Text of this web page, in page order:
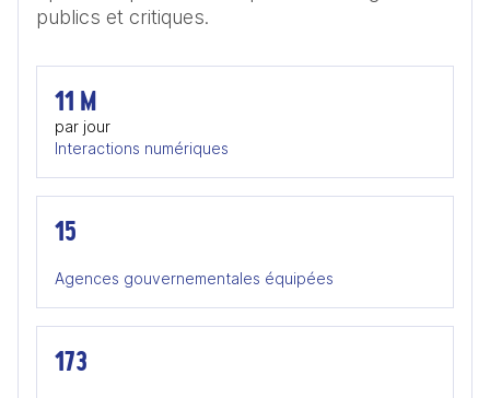
publics et critiques.
11 M
par jour
Interactions numériques
15
Agences gouvernementales équipées
173